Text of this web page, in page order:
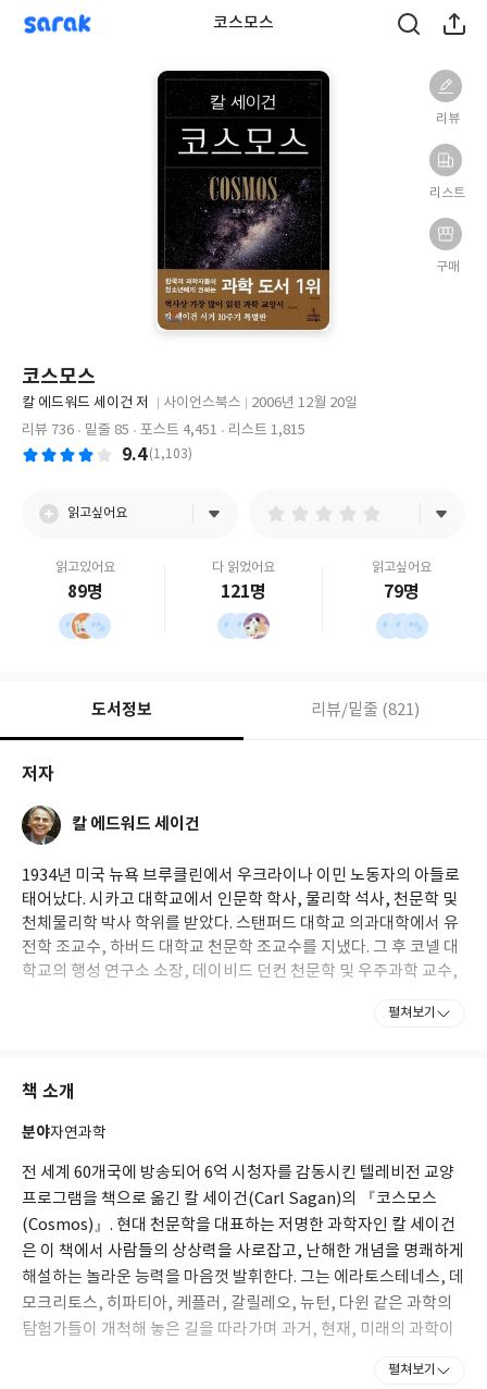
sarak 코스모스
리뷰
리스트
구매
코스모스
글
쓴
칼 에드워드 세이건 저
출
사
사이언스북스
출
2006년 12월 20일
리뷰 736
밑줄 85 포스트 4,451 리스트 1,815
9.4 (1,103)
읽고싶어요
읽고있어요
89명
다 읽었어요
121명
읽고싶어요
79명
도서정보 리뷰/밑줄 (821)
저자
칼 에드워드 세이건
1934년 미국 뉴욕 브루클린에서 우크라이나 이민 노동자의 아들로
태어났다. 시카고 대학교에서 인문학 학사, 물리학 석사, 천문학 및
천체물리학 박사 학위를 받았다. 스탠퍼드 대학교 의과대학에서 유
전학 조교수, 하버드 대학교 천문학 조교수를 지냈다. 그 후 코넬 대
학교의 행성 연구소 소장, 데이비드 던컨 천문학 및 우주과학 교수,
체인 행성협회의 공동 설립자 겸 회장 등을 역임했다. 또한 미국 항
노력을 기울여 저술과 방송을 통해 세계적인 지성으로 주목받았다.
핵무기 감축에 기여한 공로를 인정받아 NASA 훈장, NASA 아폴로
공로상, 미국 우주항공협회의 존 에프 케네디 우주항공상, 탐험가
협회 75주년 기념상, 소련 우주항공연맹의 콘스탄틴 치올코프스키
훈장, 미국 천문학회의 마수르스키 상 그리고 1994년에는 미국 국
립과학원의 최고상인 공공복지 훈장 등을 받았다. 그 외에도 과학,
문학, 교육, 환경 보호에 대한 공로로 미국 각지의 대학으로부터 명
예 학위를 스물두 차례 받았다.
그의 저서 ??코스모스(Cosmos)??는 지금까지 영어로 출판된 과
학책 중 가장 많이 판매되었고 30여 권의 저서 중 ??에덴의 용(The
과의 교신을 다룬 소설 ??콘택트(Contact)??(1985년)는 1997년
펼쳐보기
책 소개
분야자연과학
전 세계 60개국에 방송되어 6억 시청자를 감동시킨 텔레비전 교양
프로그램을 책으로 옮긴 칼 세이건(Carl Sagan)의 『코스모스
(Cosmos)』. 현대 천문학을 대표하는 저명한 과학자인 칼 세이건
은 이 책에서 사람들의 상상력을 사로잡고, 난해한 개념을 명쾌하게
해설하는 놀라운 능력을 마음껏 발휘한다. 그는 에라토스테네스, 데
모크리토스, 히파티아, 케플러, 갈릴레오, 뉴턴, 다윈 같은 과학의
탐험가들이 개척해 놓은 길을 따라가며 과거, 현재, 미래의 과학이
펼쳐보기